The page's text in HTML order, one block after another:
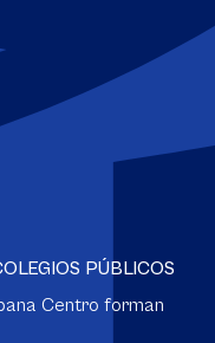
PÚBLICOS
Centro forman